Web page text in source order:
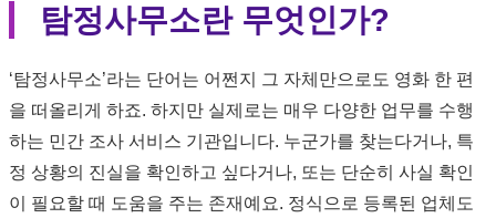
탐정사무소란 무엇인가?
‘탐정사무소’라는 단어는 어쩐지 그 자체만으로도 영화 한 편
을 떠올리게 하죠. 하지만 실제로는 매우 다양한 업무를 수행
하는 민간 조사 서비스 기관입니다. 누군가를 찾는다거나, 특
정 상황의 진실을 확인하고 싶다거나, 또는 단순히 사실 확인
이 필요할 때 도움을 주는 존재예요. 정식으로 등록된 업체도